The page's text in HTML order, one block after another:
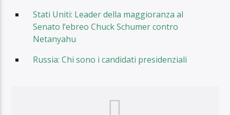
Stati Uniti: Leader della maggioranza al
Senato l’ebreo Chuck Schumer contro
Netanyahu
Russia: Chi sono i candidati presidenziali